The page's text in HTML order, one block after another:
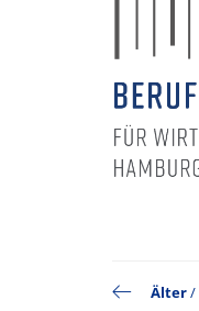
Älter/